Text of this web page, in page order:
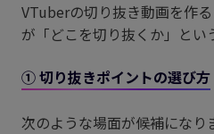
VTuberの切り抜き動画を作
が「どこを切り抜くか」とい
① 切り抜きポイントの選び方
次のような場面が候補になり